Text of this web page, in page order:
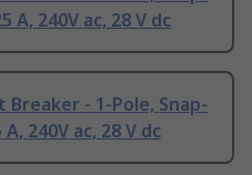
A, 240V ac, 28 V dc
Breaker - 1-Pole, Snap-
240V ac, 28 V dc